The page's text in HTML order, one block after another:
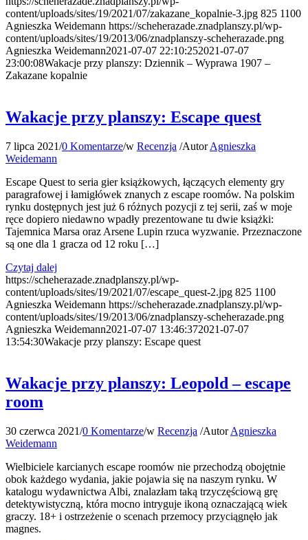
content/uploads/sites/19/2021/07/zakazane_kopalnie-3.jpg 825 1100
Agnieszka Weidemann https://scheherazade.znadplanszy.pl/wp-
content/uploads/sites/19/2013/06/znadplanszy-scheherazade.png
Agnieszka Weidemann2021-07-07 22:10:252021-07-07
23:00:08Wakacje przy planszy: Dziennik – Wyprawa 1907 –
Zakazane kopalnie
Wakacje przy planszy: Escape quest
7 lipca 2021/0 Komentarze/w Recenzja /AutorAgnieszka
Weidemann
Escape Quest to seria gier książkowych, łączących elementy gry
paragrafowej i łamigłówek znanych z escape roomów. Na polskim
rynku dostępnych jest już 6 różnych pozycji z tej serii, zaś w moje
ręce dopiero niedawno wpadły prezentowane tu dwie książki:
Tajemnica Marsa oraz Arsene Lupin rzuca wyzwanie. Przeznaczone
są one dla 1 gracza od 12 roku […]
Czytaj dalej
https://scheherazade.znadplanszy.pl/wp-
content/uploads/sites/19/2021/07/escape_quest-2.jpg 825 1100
Agnieszka Weidemann https://scheherazade.znadplanszy.pl/wp-
content/uploads/sites/19/2013/06/znadplanszy-scheherazade.png
Agnieszka Weidemann2021-07-07 13:46:372021-07-07
13:54:30Wakacje przy planszy: Escape quest
Wakacje przy planszy: Leopold – escape
room
30 czerwca 2021/0 Komentarze/w Recenzja /AutorAgnieszka
Weidemann
Wielbiciele karcianych escape roomów nie przechodzą obojętnie
obok każdego wydania, jakie pojawia się na naszym rynku. W
katalogu wydawnictwa Albi, znalazłam taką trzyczęściową grę
detektywistyczną, która mocno intryguje ikoną oznaczającą wiek
graczy. 18+ i ostrzeżenie o scenach przemocy przyciągnęło jak
magnes.